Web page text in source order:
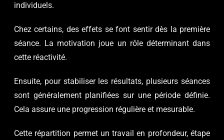
individuels.
Chez certains, des effets se font sentir dès la première
séance. La motivation joue un rôle déterminant dans
cette réactivité.
Ensuite, pour stabiliser les résultats, plusieurs séances
sont généralement planifiées sur une période définie.
Cela assure une progression régulière et mesurable.
Cette répartition permet un travail en profondeur, étape